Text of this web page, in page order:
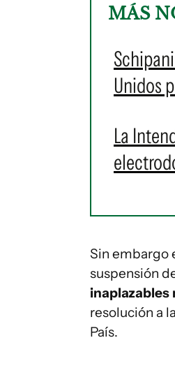
MÁS
Unidos
La
Sin embargo
suspensión
inaplazables
resolución a
País.